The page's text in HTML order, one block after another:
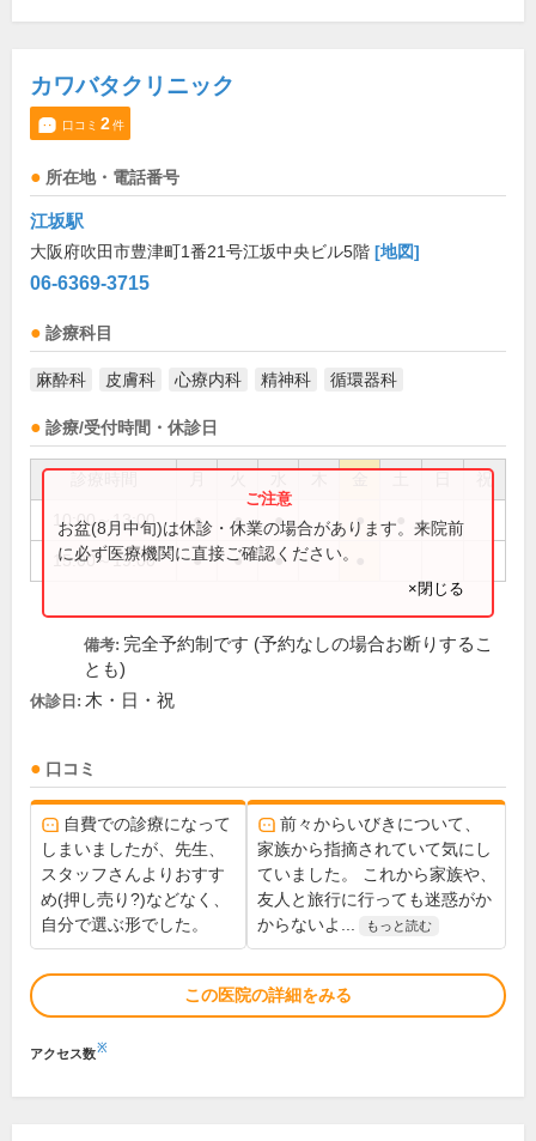
カワバタクリニック
口コミ 2件
所在地・電話番号
江坂駅
大阪府吹田市豊津町1番21号江坂中央ビル5階 [地図]
06-6369-3715
診療科目
麻酔科 皮膚科 心療内科 精神科 循環器科
診療/受付時間・休診日
祝
10:00～13:00 ● ● ● ●
15:00～19:00 ● ● ●
お盆(8月中旬)は休診・休業の場合があります。来院前
に必ず医療機関に直接ご確認ください。
×閉じる
備考: 完全予約制です (予約なしの場合お断りするこ
とも)
休診日: 木・日・祝
口コミ
自費での診療になって
しまいましたが、先生、
スタッフさんよりおすす
め(押し売り?)などなく、
自分で選ぶ形でした。
前々からいびきについて、
家族から指摘されていて気にし
ていました。 これから家族や、
友人と旅行に行っても迷惑がか
からないよ...
もっと読む
この医院の詳細をみる
アクセス数※